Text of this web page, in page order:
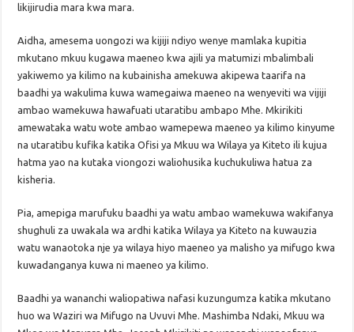
likijirudia mara kwa mara.
Aidha, amesema uongozi wa kijiji ndiyo wenye mamlaka kupitia
mkutano mkuu kugawa maeneo kwa ajili ya matumizi mbalimbali
yakiwemo ya kilimo na kubainisha amekuwa akipewa taarifa na
baadhi ya wakulima kuwa wamegaiwa maeneo na wenyeviti wa vijiji
ambao wamekuwa hawafuati utaratibu ambapo Mhe. Mkirikiti
amewataka watu wote ambao wamepewa maeneo ya kilimo kinyume
na utaratibu kufika katika Ofisi ya Mkuu wa Wilaya ya Kiteto ili kujua
hatma yao na kutaka viongozi waliohusika kuchukuliwa hatua za
kisheria.
Pia, amepiga marufuku baadhi ya watu ambao wamekuwa wakifanya
shughuli za uwakala wa ardhi katika Wilaya ya Kiteto na kuwauzia
watu wanaotoka nje ya wilaya hiyo maeneo ya malisho ya mifugo kwa
kuwadanganya kuwa ni maeneo ya kilimo.
Baadhi ya wananchi waliopatiwa nafasi kuzungumza katika mkutano
huo wa Waziri wa Mifugo na Uvuvi Mhe. Mashimba Ndaki, Mkuu wa